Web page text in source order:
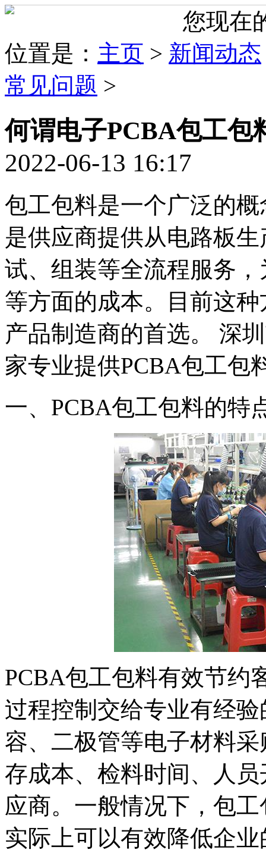
您现在
位置是： 主页 > 新闻动态
常见问题 >
何谓电子PCBA包工包
2022-06-13 16:17
包工包料是一个广泛的
是供应商提供从电路板
试、组装等全流程服务
等方面的成本。目前这
产品制造商的首选。 深
家专业提供PCBA包工包
一、PCBA包工包料的特
PCBA包工包料有效节约
过程控制交给专业有经
容、二极管等电子材料
存成本、检料时间、人
应商。一般情况下，包
实际上可以有效降低企